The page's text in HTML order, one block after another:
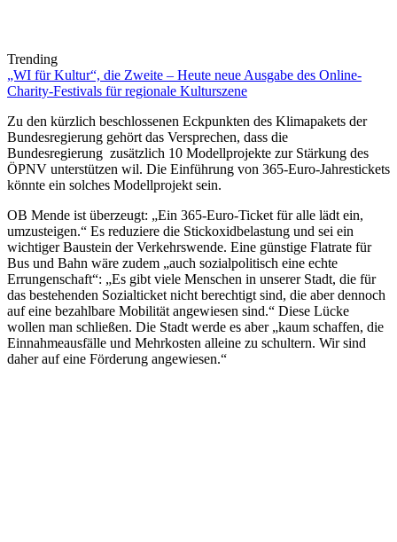
Trending
„WI für Kultur“, die Zweite – Heute neue Ausgabe des Online-
Charity-Festivals für regionale Kulturszene
Zu den kürzlich beschlossenen Eckpunkten des Klimapakets der
Bundesregierung gehört das Versprechen, dass die
Bundesregierung zusätzlich 10 Modellprojekte zur Stärkung des
ÖPNV unterstützen wil. Die Einführung von 365-Euro-Jahrestickets
könnte ein solches Modellprojekt sein.
OB Mende ist überzeugt: „Ein 365-Euro-Ticket für alle lädt ein,
umzusteigen.“ Es reduziere die Stickoxidbelastung und sei ein
wichtiger Baustein der Verkehrswende. Eine günstige Flatrate für
Bus und Bahn wäre zudem „auch sozialpolitisch eine echte
Errungenschaft“: „Es gibt viele Menschen in unserer Stadt, die für
das bestehenden Sozialticket nicht berechtigt sind, die aber dennoch
auf eine bezahlbare Mobilität angewiesen sind.“ Diese Lücke
wollen man schließen. Die Stadt werde es aber „kaum schaffen, die
Einnahmeausfälle und Mehrkosten alleine zu schultern. Wir sind
daher auf eine Förderung angewiesen.“